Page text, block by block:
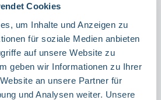
Cookies
um Inhalte und Anzeigen zu
für soziale Medien anbieten
auf unsere Website zu
geben wir Informationen zu Ihrer
an unsere Partner für
und Analysen weiter. Unsere
amount or use the buttons to increase or decrease the